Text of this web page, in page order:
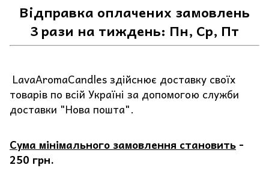
Відправка оплачених замовлень
3 рази на тиждень: Пн, Ср, Пт
LavaAromaCandles здійснює доставку своїх
товарів по всій Україні за допомогою служби
доставки "Нова пошта".
Сума мінімального замовлення становить -
250 грн.